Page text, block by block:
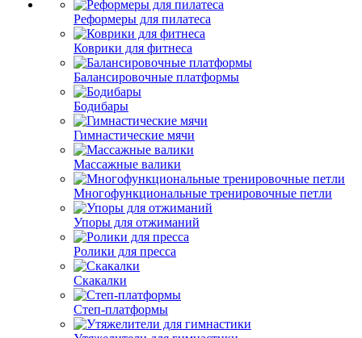
Реформеры для пилатеса
Коврики для фитнеса
Балансировочные платформы
Бодибары
Гимнастические мячи
Массажные валики
Многофункциональные тренировочные петли
Упоры для отжиманий
Ролики для пресса
Скакалки
Степ-платформы